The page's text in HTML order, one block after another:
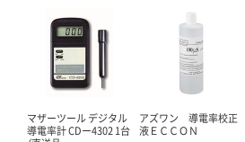
マザーツール デジタル
導電率計 CDー4302 1台
アズワン 導電率校正
液ＥＣＣＯＮ